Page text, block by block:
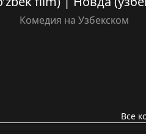
Комедия на Узбекском
Все